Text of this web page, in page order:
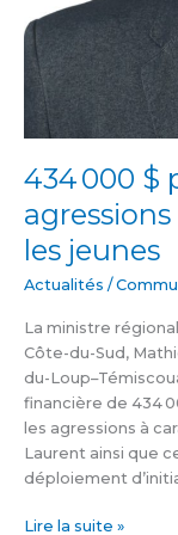
434 000 $
les jeunes
Actualités /
La ministre
Côte-du-Sud,
du-
financière de 434
les agressions à
Laurent ainsi que
déploiement
Lire la suite »